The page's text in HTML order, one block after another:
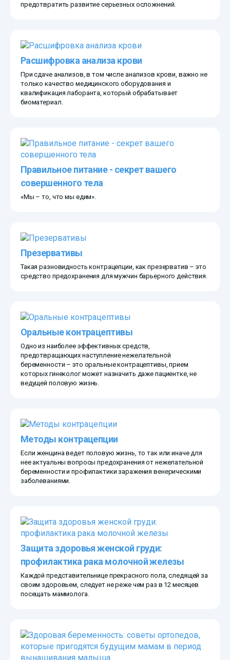
предотвратить развитие серьезных осложнений.
Расшифровка анализа крови
При сдаче анализов, в том числе анализов крови, важно не
только качество медицинского оборудования и
квалификация лаборанта, который обрабатывает
биоматериал.
Правильное питание - секрет вашего
совершенного тела
«Мы – то, что мы едим».
Презервативы
Такая разновидность контрацепции, как презерватив – это
средство предохранения для мужчин барьерного действия.
Оральные контрацептивы
Одно из наиболее эффективных средств,
предотвращающих наступление нежелательной
беременности – это оральные контрацептивы, прием
которых гинеколог может назначить даже пациентке, не
ведущей половую жизнь.
Методы контрацепции
Если женщина ведет половую жизнь, то так или иначе для
нее актуальны вопросы предохранения от нежелательной
беременности и профилактики заражения венерическими
заболеваниями.
Защита здоровья женской груди:
профилактика рака молочной железы
Каждой представительнице прекрасного пола, следящей за
своим здоровьем, следует не реже чем раз в 12 месяцев
посещать маммолога.